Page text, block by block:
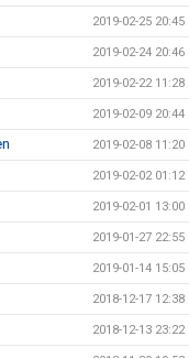
2019-02-25 20:45
2019-02-24 20:46
2019-02-22 11:28
2019-02-09 20:44
2019-02-08 11:20
2019-02-02 01:12
2019-02-01 13:00
2019-01-27 22:55
2019-01-14 15:05
2018-12-17 12:38
2018-12-13 23:22